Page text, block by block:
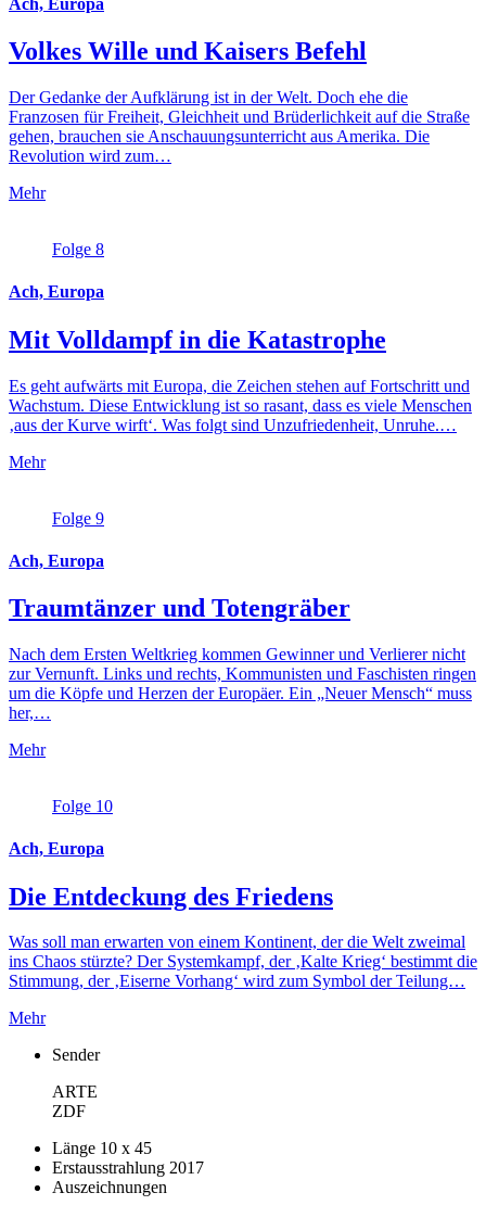
Ach, Europa
Volkes Wille und Kaisers Befehl
Der Gedanke der Aufklärung ist in der Welt. Doch ehe die
Franzosen für Freiheit, Gleichheit und Brüderlichkeit auf die Straße
gehen, brauchen sie Anschauungsunterricht aus Amerika. Die
Revolution wird zum…
Mehr
Folge 8
Ach, Europa
Mit Volldampf in die Katastrophe
Es geht aufwärts mit Europa, die Zeichen stehen auf Fortschritt und
Wachstum. Diese Entwicklung ist so rasant, dass es viele Menschen
‚aus der Kurve wirft‘. Was folgt sind Unzufriedenheit, Unruhe.…
Mehr
Folge 9
Ach, Europa
Traumtänzer und Totengräber
Nach dem Ersten Weltkrieg kommen Gewinner und Verlierer nicht
zur Vernunft. Links und rechts, Kommunisten und Faschisten ringen
um die Köpfe und Herzen der Europäer. Ein „Neuer Mensch“ muss
her,…
Mehr
Folge 10
Ach, Europa
Die Entdeckung des Friedens
Was soll man erwarten von einem Kontinent, der die Welt zweimal
ins Chaos stürzte? Der Systemkampf, der ‚Kalte Krieg‘ bestimmt die
Stimmung, der ‚Eiserne Vorhang‘ wird zum Symbol der Teilung…
Mehr
Sender
ARTE
ZDF
Länge 10 x 45
Erstausstrahlung 2017
Auszeichnungen